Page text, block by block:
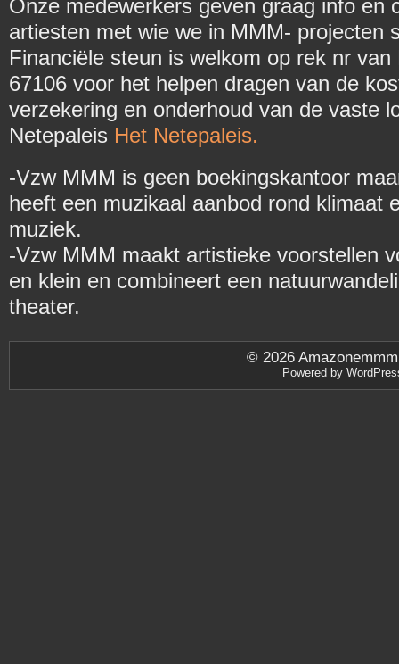
Onze medewerkers geven graag info en
artiesten met wie we in MMM- projecten
Financiële steun is welkom op rek nr
67106 voor het helpen dragen van de
verzekering en onderhoud van de vaste
Netepaleis Het Netepaleis.
-Vzw MMM is geen boekingskantoor
heeft een muzikaal aanbod rond klimaat
muziek.
-Vzw MMM maakt artistieke voorstellen
en klein en combineert een
theater.
© 2026
Powered by